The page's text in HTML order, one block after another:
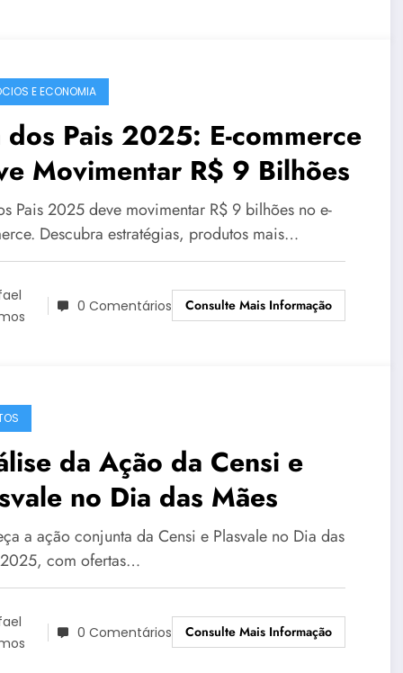
E ECONOMIA
dos Pais 2025: E-commerce
Movimentar R$ 9 Bilhões
Pais 2025 deve movimentar R$ 9 bilhões no e-
Descubra estratégias, produtos mais…
0 Comentários Consulte Mais Informação
da Ação da Censi e
no Dia das Mães
a ação conjunta da Censi e Plasvale no Dia das
com ofertas…
0 Comentários Consulte Mais Informação